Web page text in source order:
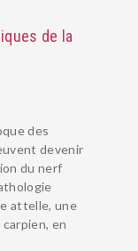
de la
des
devenir
du nerf
attelle, une
en